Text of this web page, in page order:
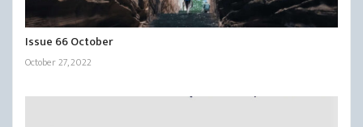
Issue 66 October
October 27, 2022